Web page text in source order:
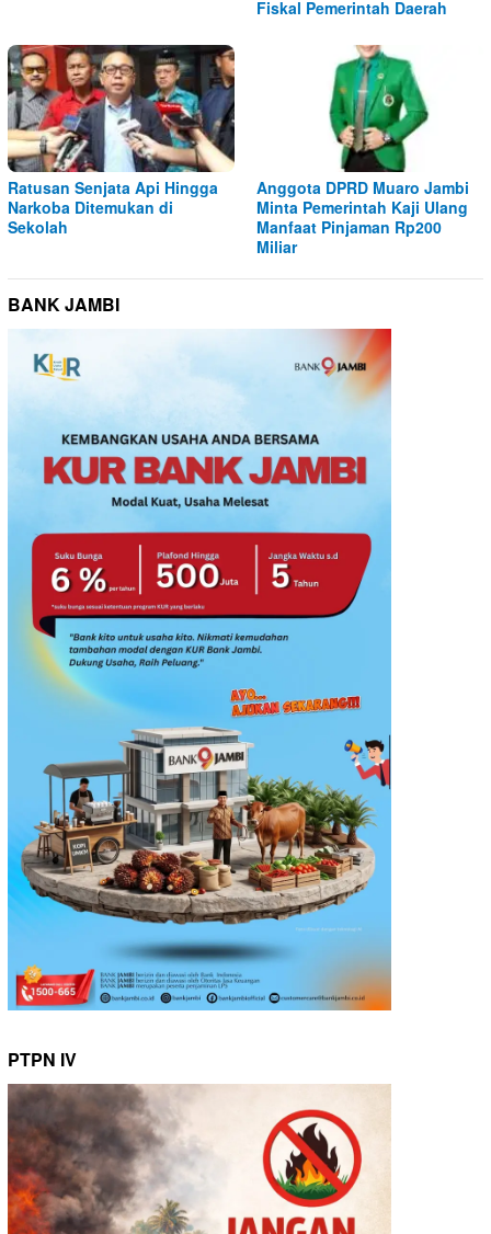
Fiskal Pemerintah Daerah
Ratusan Senjata Api Hingga
Narkoba Ditemukan di
Sekolah
Anggota DPRD Muaro Jambi
Minta Pemerintah Kaji Ulang
Manfaat Pinjaman Rp200
Miliar
BANK JAMBI
PTPN IV